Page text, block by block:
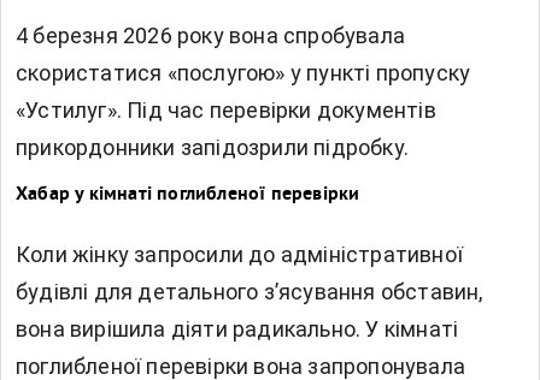
4 березня 2026 року вона спробувала
скористатися «послугою» у пункті пропуску
«Устилуг». Під час перевірки документів
прикордонники запідозрили підробку.
Хабар у кімнаті поглибленої перевірки
Коли жінку запросили до адміністративної
будівлі для детального з’ясування обставин,
вона вирішила діяти радикально. У кімнаті
поглибленої перевірки вона запропонувала